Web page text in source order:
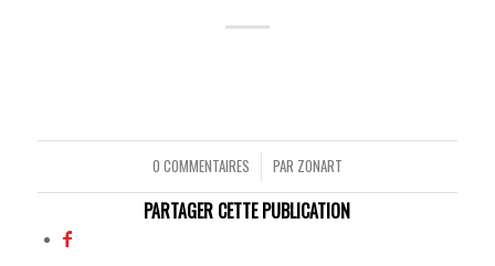
0 COMMENTAIRES
/ PAR ZONART
PARTAGER CETTE PUBLICATION